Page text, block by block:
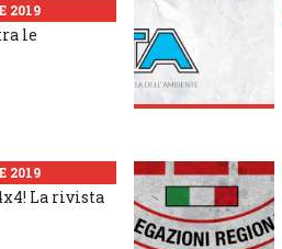
2019
le
2019
La rivista